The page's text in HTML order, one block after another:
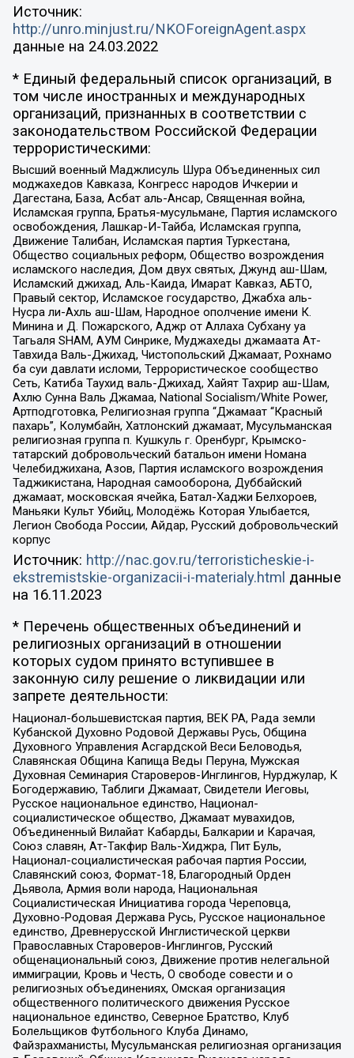
Источник:
http://unro.minjust.ru/NKOForeignAgent.aspx
данные на 24.03.2022
* Единый федеральный список организаций, в
том числе иностранных и международных
организаций, признанных в соответствии с
законодательством Российской Федерации
террористическими:
Высший военный Маджлисуль Шура Объединенных сил
моджахедов Кавказа, Конгресс народов Ичкерии и
Дагестана, База, Асбат аль-Ансар, Священная война,
Исламская группа, Братья-мусульмане, Партия исламского
освобождения, Лашкар-И-Тайба, Исламская группа,
Движение Талибан, Исламская партия Туркестана,
Общество социальных реформ, Общество возрождения
исламского наследия, Дом двух святых, Джунд аш-Шам,
Исламский джихад, Аль-Каида, Имарат Кавказ, АБТО,
Правый сектор, Исламское государство, Джабха аль-
Нусра ли-Ахль аш-Шам, Народное ополчение имени К.
Минина и Д. Пожарского, Аджр от Аллаха Субхану уа
Тагьаля SHAM, АУМ Синрике, Муджахеды джамаата Ат-
Тавхида Валь-Джихад, Чистопольский Джамаат, Рохнамо
ба суи давлати исломи, Террористическое сообщество
Сеть, Катиба Таухид валь-Джихад, Хайят Тахрир аш-Шам,
Ахлю Сунна Валь Джамаа, National Socialism/White Power,
Артподготовка, Религиозная группа “Джамаат “Красный
пахарь”, Колумбайн, Хатлонский джамаат, Мусульманская
религиозная группа п. Кушкуль г. Оренбург, Крымско-
татарский добровольческий батальон имени Номана
Челебиджихана, Азов, Партия исламского возрождения
Таджикистана, Народная самооборона, Дуббайский
джамаат, московская ячейка, Батал-Хаджи Белхороев,
Маньяки Культ Убийц, Молодёжь Которая Улыбается,
Легион Свобода России, Айдар, Русский добровольческий
корпус
Источник: http://nac.gov.ru/terroristicheskie-i-
ekstremistskie-organizacii-i-materialy.html данные
на 16.11.2023
* Перечень общественных объединений и
религиозных организаций в отношении
которых судом принято вступившее в
законную силу решение о ликвидации или
запрете деятельности:
Национал-большевистская партия, ВЕК РА, Рада земли
Кубанской Духовно Родовой Державы Русь, Община
Духовного Управления Асгардской Веси Беловодья,
Славянская Община Капища Веды Перуна, Мужская
Духовная Семинария Староверов-Инглингов, Нурджулар, К
Богодержавию, Таблиги Джамаат, Свидетели Иеговы,
Русское национальное единство, Национал-
социалистическое общество, Джамаат мувахидов,
Объединенный Вилайат Кабарды, Балкарии и Карачая,
Союз славян, Ат-Такфир Валь-Хиджра, Пит Буль,
Национал-социалистическая рабочая партия России,
Славянский союз, Формат-18, Благородный Орден
Дьявола, Армия воли народа, Национальная
Социалистическая Инициатива города Череповца,
Духовно-Родовая Держава Русь, Русское национальное
единство, Древнерусской Инглистической церкви
Православных Староверов-Инглингов, Русский
общенациональный союз, Движение против нелегальной
иммиграции, Кровь и Честь, О свободе совести и о
религиозных объединениях, Омская организация
общественного политического движения Русское
национальное единство, Северное Братство, Клуб
Болельщиков Футбольного Клуба Динамо,
Файзрахманисты, Мусульманская религиозная организация